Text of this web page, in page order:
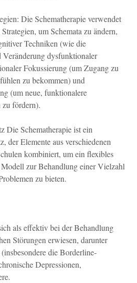
Die Schematherapie verwendet
um Schemata zu ändern,
Techniken (wie die
dysfunktionaler
Fokussierung (um Zugang zu
zu bekommen) und
(um neue, funktionalere
zu fördern).
Die Schematherapie ist ein
der Elemente aus verschiedenen
kombiniert, um ein flexibles
Modell zur Behandlung einer Vielzahl
zu bieten.
als effektiv bei der Behandlung
Störungen erwiesen, darunter
die Borderline-
Depressionen,